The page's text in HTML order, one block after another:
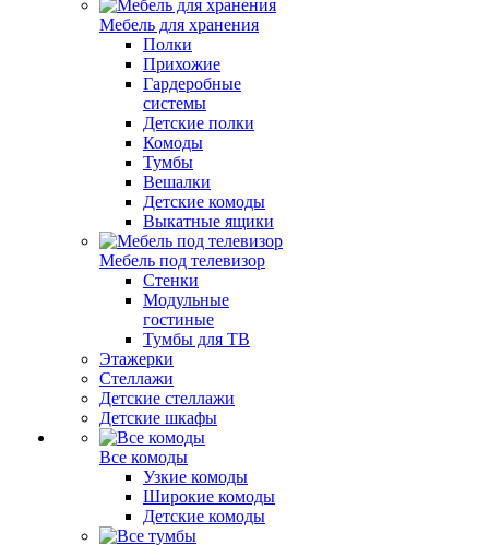
Мебель для хранения
Полки
Прихожие
Гардеробные
системы
Детские полки
Комоды
Тумбы
Вешалки
Детские комоды
Выкатные ящики
Мебель под телевизор
Стенки
Модульные
гостиные
Тумбы для ТВ
Этажерки
Стеллажи
Детские стеллажи
Детские шкафы
Все комоды
Узкие комоды
Широкие комоды
Детские комоды